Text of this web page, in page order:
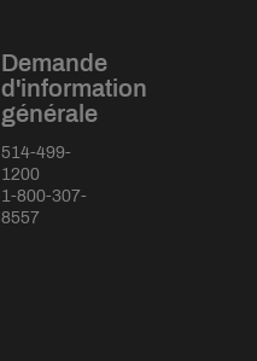
Demande
d'information
générale
514-499-
1200
1-800-307-
8557